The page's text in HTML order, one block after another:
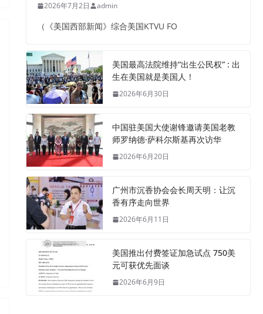
2026年7月2日 admin
（《美国西部新闻》综合美国KTVU FO
美国最高法院维持“出生公民权” : 出
生在美国就是美国人！
2026年6月30日
中国驻美国大使谢锋邀请美国老教
师罗纳德·萨科尔斯基再次访华
2026年6月20日
广州市沉香协会会长周天明：让沉
香有序走向世界
2026年6月11日
美国推出付费签证加急试点 750美
元可获优先面谈
2026年6月9日